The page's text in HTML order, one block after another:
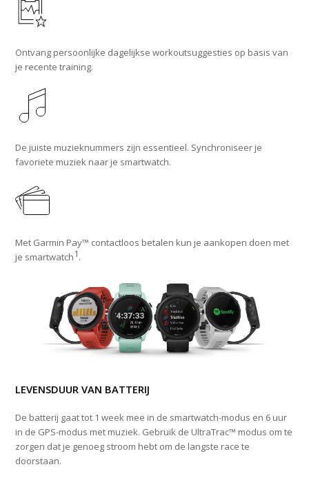
Ontvang persoonlijke dagelijkse workoutsuggesties op basis van
je recente training.
De juiste muzieknummers zijn essentieel. Synchroniseer je
favoriete muziek naar je smartwatch.
Met Garmin Pay™ contactloos betalen kun je aankopen doen met
je smartwatch1.
LEVENSDUUR VAN BATTERIJ
De batterij gaat tot 1 week mee in de smartwatch-modus en 6 uur
in de GPS-modus met muziek. Gebruik de UltraTrac™ modus om te
zorgen dat je genoeg stroom hebt om de langste race te
doorstaan.